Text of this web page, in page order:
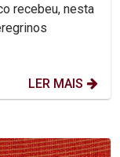
recebeu, nesta
LER MAIS